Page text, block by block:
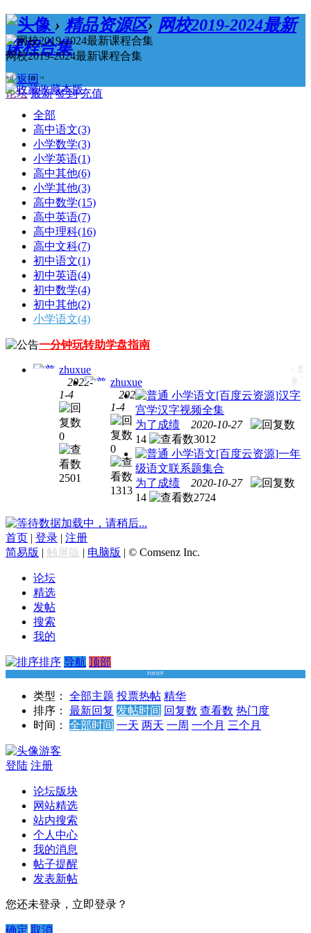
› 精品资源区› 网校2019-2024最新
课程合集
论坛 最新 签到 充值
网校2019-2024最新课程合集
今日：0 / 主题：74
收藏本版
全部
高中语文(3)
小学数学(3)
小学英语(1)
高中其他(6)
小学其他(3)
高中数学(15)
高中英语(7)
高中理科(16)
高中文科(7)
初中语文(1)
初中英语(4)
初中数学(4)
初中其他(2)
小学语文(4)
一分钟玩转助学盘指南
古诗
词
zhuxue
2022-
1-4
0
2501
全
zhuxue
2022-
1-4
0
1313
小学语文[百度云资源]汉字
宫学汉字视频全集
为了成绩
2020-10-27
14
3012
小学语文[百度云资源]一年
级语文联系题集合
为了成绩
2020-10-27
14
2724
数据加载中，请稍后...
首页 | 登录 | 注册
简易版 | 触屏版 | 电脑版 | © Comsenz Inc.
论坛
精选
发帖
搜索
我的
排序 导航 顶部
列表排序
类型： 全部主题 投票热帖 精华
排序：
最新回复 发帖时间 回复数 查看数 热门度
时间：
全部时间 一天 两天 一周 一个月 三个月
游客
登陆 注册
论坛版块
网站精选
站内搜索
个人中心
我的消息
帖子提醒
发表新帖
您还未登录，立即登录？
确定 取消